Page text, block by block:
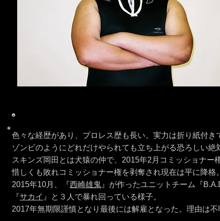
色々な経歴があり、プロレス歴も長い。実力は折り紙付
ゾンビのようにどれだけやられても立ち上がる恐ろしい絶
スキンズ岡田とは犬猿の仲で、2015年2月コミッショナー
惜しくも敗れコミッショナー権を剥奪され現在は平に降格
2015年10月、『西崎雄鬼 』が作ったユニットチーム『
『サカイ 』と３人で暴れ回っている様子。
2017年無期限謹慎となり最後には解雇となった。理由は